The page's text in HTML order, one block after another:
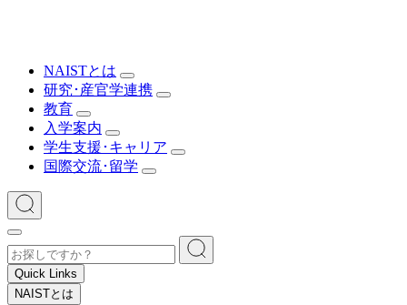
NAISTとは
研究･産官学連携
教育
入学案内
学生支援･キャリア
国際交流･留学
Quick Links
NAISTとは